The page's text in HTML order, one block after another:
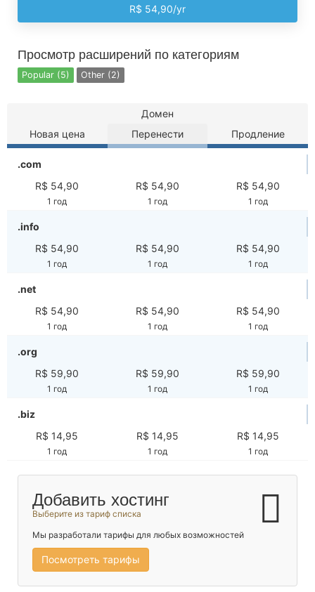
R$ 54,90/yr
Просмотр расширений по категориям
Popular (5) Other (2)
Домен
Новая цена
Перенести Продление
.com
R$ 54,90
1 год
R$ 54,90
1 год
R$ 54,90
1 год
.info
R$ 54,90
1 год
R$ 54,90
1 год
R$ 54,90
1 год
.net
R$ 54,90
1 год
R$ 54,90
1 год
R$ 54,90
1 год
.org
R$ 59,90
1 год
R$ 59,90
1 год
R$ 59,90
1 год
.biz
R$ 14,95
1 год
R$ 14,95
1 год
R$ 14,95
1 год
Добавить хостинг
Выберите из тариф списка
Мы разработали тарифы для любых возможностей
Посмотреть тарифы